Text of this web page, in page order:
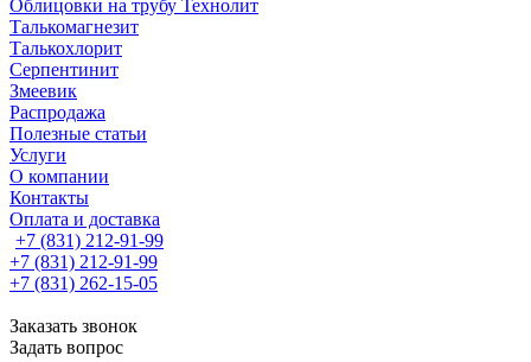
Облицовки на трубу Технолит
Талькомагнезит
Талькохлорит
Серпентинит
Змеевик
Распродажа
Полезные статьи
Услуги
О компании
Контакты
Оплата и доставка
+7 (831) 212-91-99
+7 (831) 212-91-99
+7 (831) 262-15-05
Заказать звонок
Задать вопрос